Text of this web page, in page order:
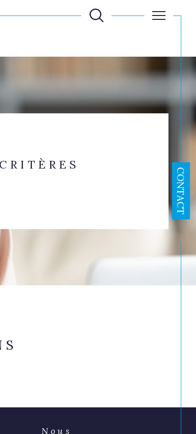
CONTACT
Réinitialiser les
Nous